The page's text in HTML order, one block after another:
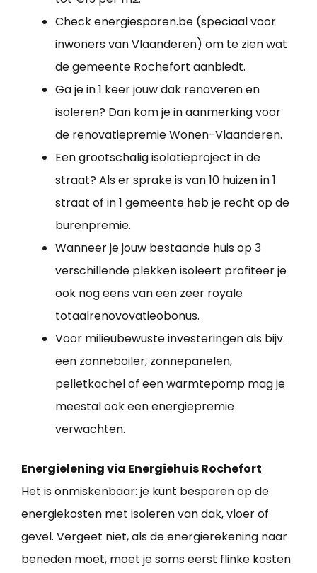
Check energiesparen.be (speciaal voor
inwoners van Vlaanderen) om te zien wat
de gemeente Rochefort aanbiedt.
Ga je in 1 keer jouw dak renoveren en
isoleren? Dan kom je in aanmerking voor
de renovatiepremie Wonen-Vlaanderen.
Een grootschalig isolatieproject in de
straat? Als er sprake is van 10 huizen in 1
straat of in 1 gemeente heb je recht op de
burenpremie.
Wanneer je jouw bestaande huis op 3
verschillende plekken isoleert profiteer je
ook nog eens van een zeer royale
totaalrenovovatieobonus.
Voor milieubewuste investeringen als bijv.
een zonneboiler, zonnepanelen,
pelletkachel of een warmtepomp mag je
meestal ook een energiepremie
verwachten.
Energielening via Energiehuis Rochefort
Het is onmiskenbaar: je kunt besparen op de
energiekosten met isoleren van dak, vloer of
gevel. Vergeet niet, als de energierekening naar
beneden moet, moet je soms eerst flinke kosten